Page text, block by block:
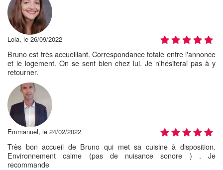
Lola, le 26/09/2022
Bruno est très accueillant. Correspondance totale entre l'annonce
et le logement. On se sent bien chez lui. Je n'hésiterai pas à y
retourner.
Emmanuel, le 24/02/2022
Très bon accueil de Bruno qui met sa cuisine à disposition.
Environnement calme (pas de nuisance sonore ) . Je
recommande